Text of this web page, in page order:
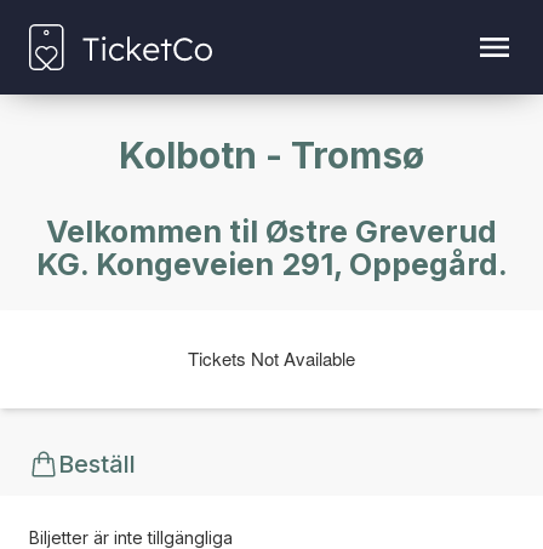
Kolbotn - Tromsø
Velkommen til Østre Greverud
KG. Kongeveien 291, Oppegård.
Tickets Not Available
Beställ
Biljetter är inte tillgängliga